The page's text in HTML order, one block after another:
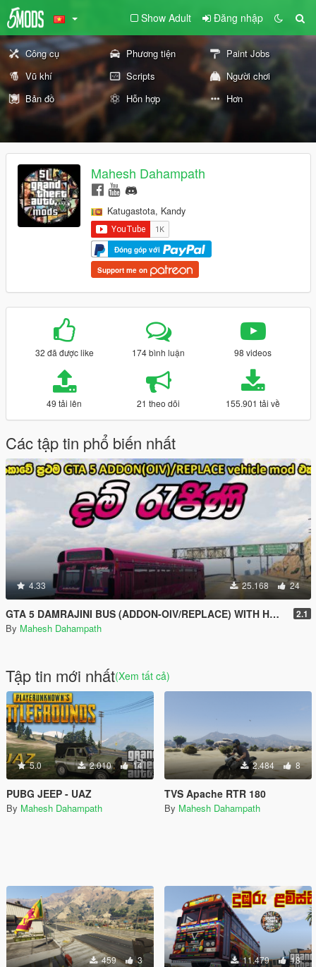
Show Adult Đăng nhập
Công cụ Phương tiện
Paint Jobs
Vũ khí
Scripts
Người chơi
Bản đồ
Hỗn hợp Hơn
Mahesh Dahampath
Katugastota, Kandy
Đóng góp với
Support me on
32 đã được like 174 bình luận 98 videos
49 tải lên 21 theo dõi 155.901 tải về
Các tập tin phổ biến nhất
4.33 25.168 24
GTA 5 DAMRAJINI BUS (ADDON-OIV/REPLACE) WITH HORN AND LIGHTS - දම් ‍රැජිනි බස් රථය 2.1
By Mahesh Dahampath
Tập tin mới nhất(Xem tất cả)
5.0 2.010 14
PUBG JEEP - UAZ
By Mahesh Dahampath
2.484 8
TVS Apache RTR 180
By Mahesh Dahampath
459 3 11.479 18